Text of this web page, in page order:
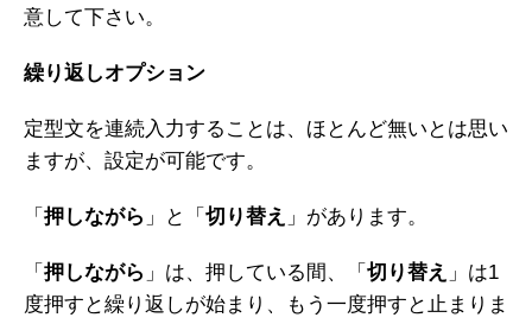
意して下さい。
繰り返しオプション
定型文を連続入力することは、ほとんど無いとは思い
ますが、設定が可能です。
「 押しながら 」と「 切り替え 」があります。
「 押しながら 」は、押している間、「 切り替え 」は1
度押すと繰り返しが始まり、もう一度押すと止まりま